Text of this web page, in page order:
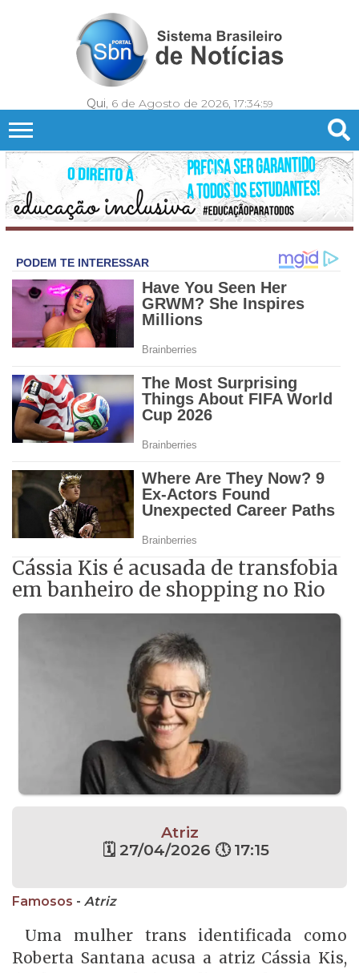
Qui, 6 de Agosto de 2026, 17:35:01
Cássia Kis é acusada de transfobia
em banheiro de shopping no Rio
Atriz
🗓 27/04/2026 🕔 17:15
Famosos - Atriz
Uma mulher trans identificada como
Roberta Santana acusa a atriz Cássia Kis,